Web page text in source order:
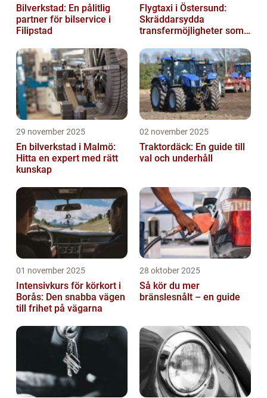
Bilverkstad: En pålitlig
partner för bilservice i
Filipstad
Flygtaxi i Östersund:
Skräddarsydda
transfermöjligheter som
29 november 2025
En bilverkstad i Malmö:
Hitta en expert med rätt
kunskap
02 november 2025
Traktordäck: En guide till
val och underhåll
01 november 2025
Intensivkurs för körkort i
Borås: Den snabba vägen
till frihet på vägarna
28 oktober 2025
Så kör du mer
bränslesnålt – en guide